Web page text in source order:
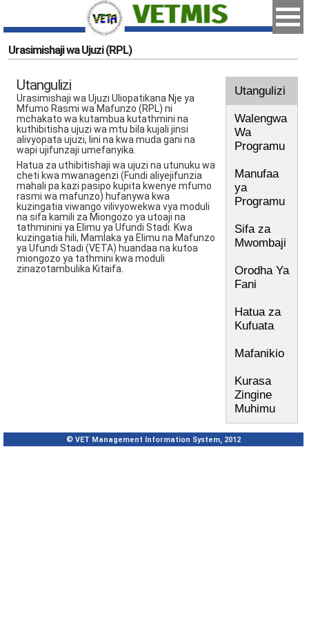
Urasimishaji wa Ujuzi (RPL)
Utangulizi
Urasimishaji wa Ujuzi Uliopatikana Nje ya
Mfumo Rasmi wa Mafunzo (RPL) ni
mchakato wa kutambua kutathmini na
kuthibitisha ujuzi wa mtu bila kujali jinsi
alivyopata ujuzi, lini na kwa muda gani na
wapi ujifunzaji umefanyika.
Hatua za uthibitishaji wa ujuzi na utunuku wa
cheti kwa mwanagenzi (Fundi aliyejifunzia
mahali pa kazi pasipo kupita kwenye mfumo
rasmi wa mafunzo) hufanywa kwa
kuzingatia viwango vilivyowekwa vya moduli
na sifa kamili za Miongozo ya utoaji na
tathminini ya Elimu ya Ufundi Stadi. Kwa
kuzingatia hili, Mamlaka ya Elimu na Mafunzo
ya Ufundi Stadi (VETA) huandaa na kutoa
miongozo ya tathmini kwa moduli
zinazotambulika Kitaifa.
Utangulizi
Walengwa
Wa
Programu
Manufaa
ya
Programu
Sifa za
Mwombaji
Orodha Ya
Fani
Hatua za
Kufuata
Mafanikio
Kurasa
Zingine
Muhimu
© VET Management Information System, 2012